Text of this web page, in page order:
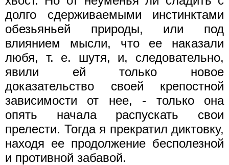
долго сдерживаемыми инстинктами
обезьяньей природы, или под
влиянием мысли, что ее наказали
любя, т. е. шутя, и, следовательно,
явили ей только новое
доказательство своей крепостной
зависимости от нее, - только она
опять начала распускать свои
прелести. Тогда я прекратил диктовку,
находя ее продолжение бесполезной
и противной забавой.